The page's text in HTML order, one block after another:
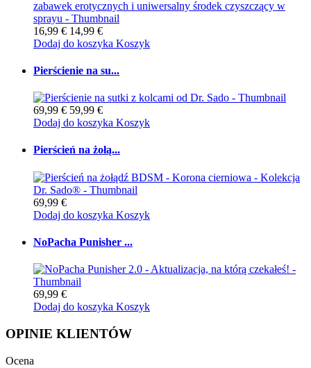
16,99 € 14,99 €
Dodaj do koszyka Koszyk
Pierścienie na su...
69,99 € 59,99 €
Dodaj do koszyka Koszyk
Pierścień na żołą...
69,99 €
Dodaj do koszyka Koszyk
NoPacha Punisher ...
69,99 €
Dodaj do koszyka Koszyk
OPINIE KLIENTÓW
Ocena